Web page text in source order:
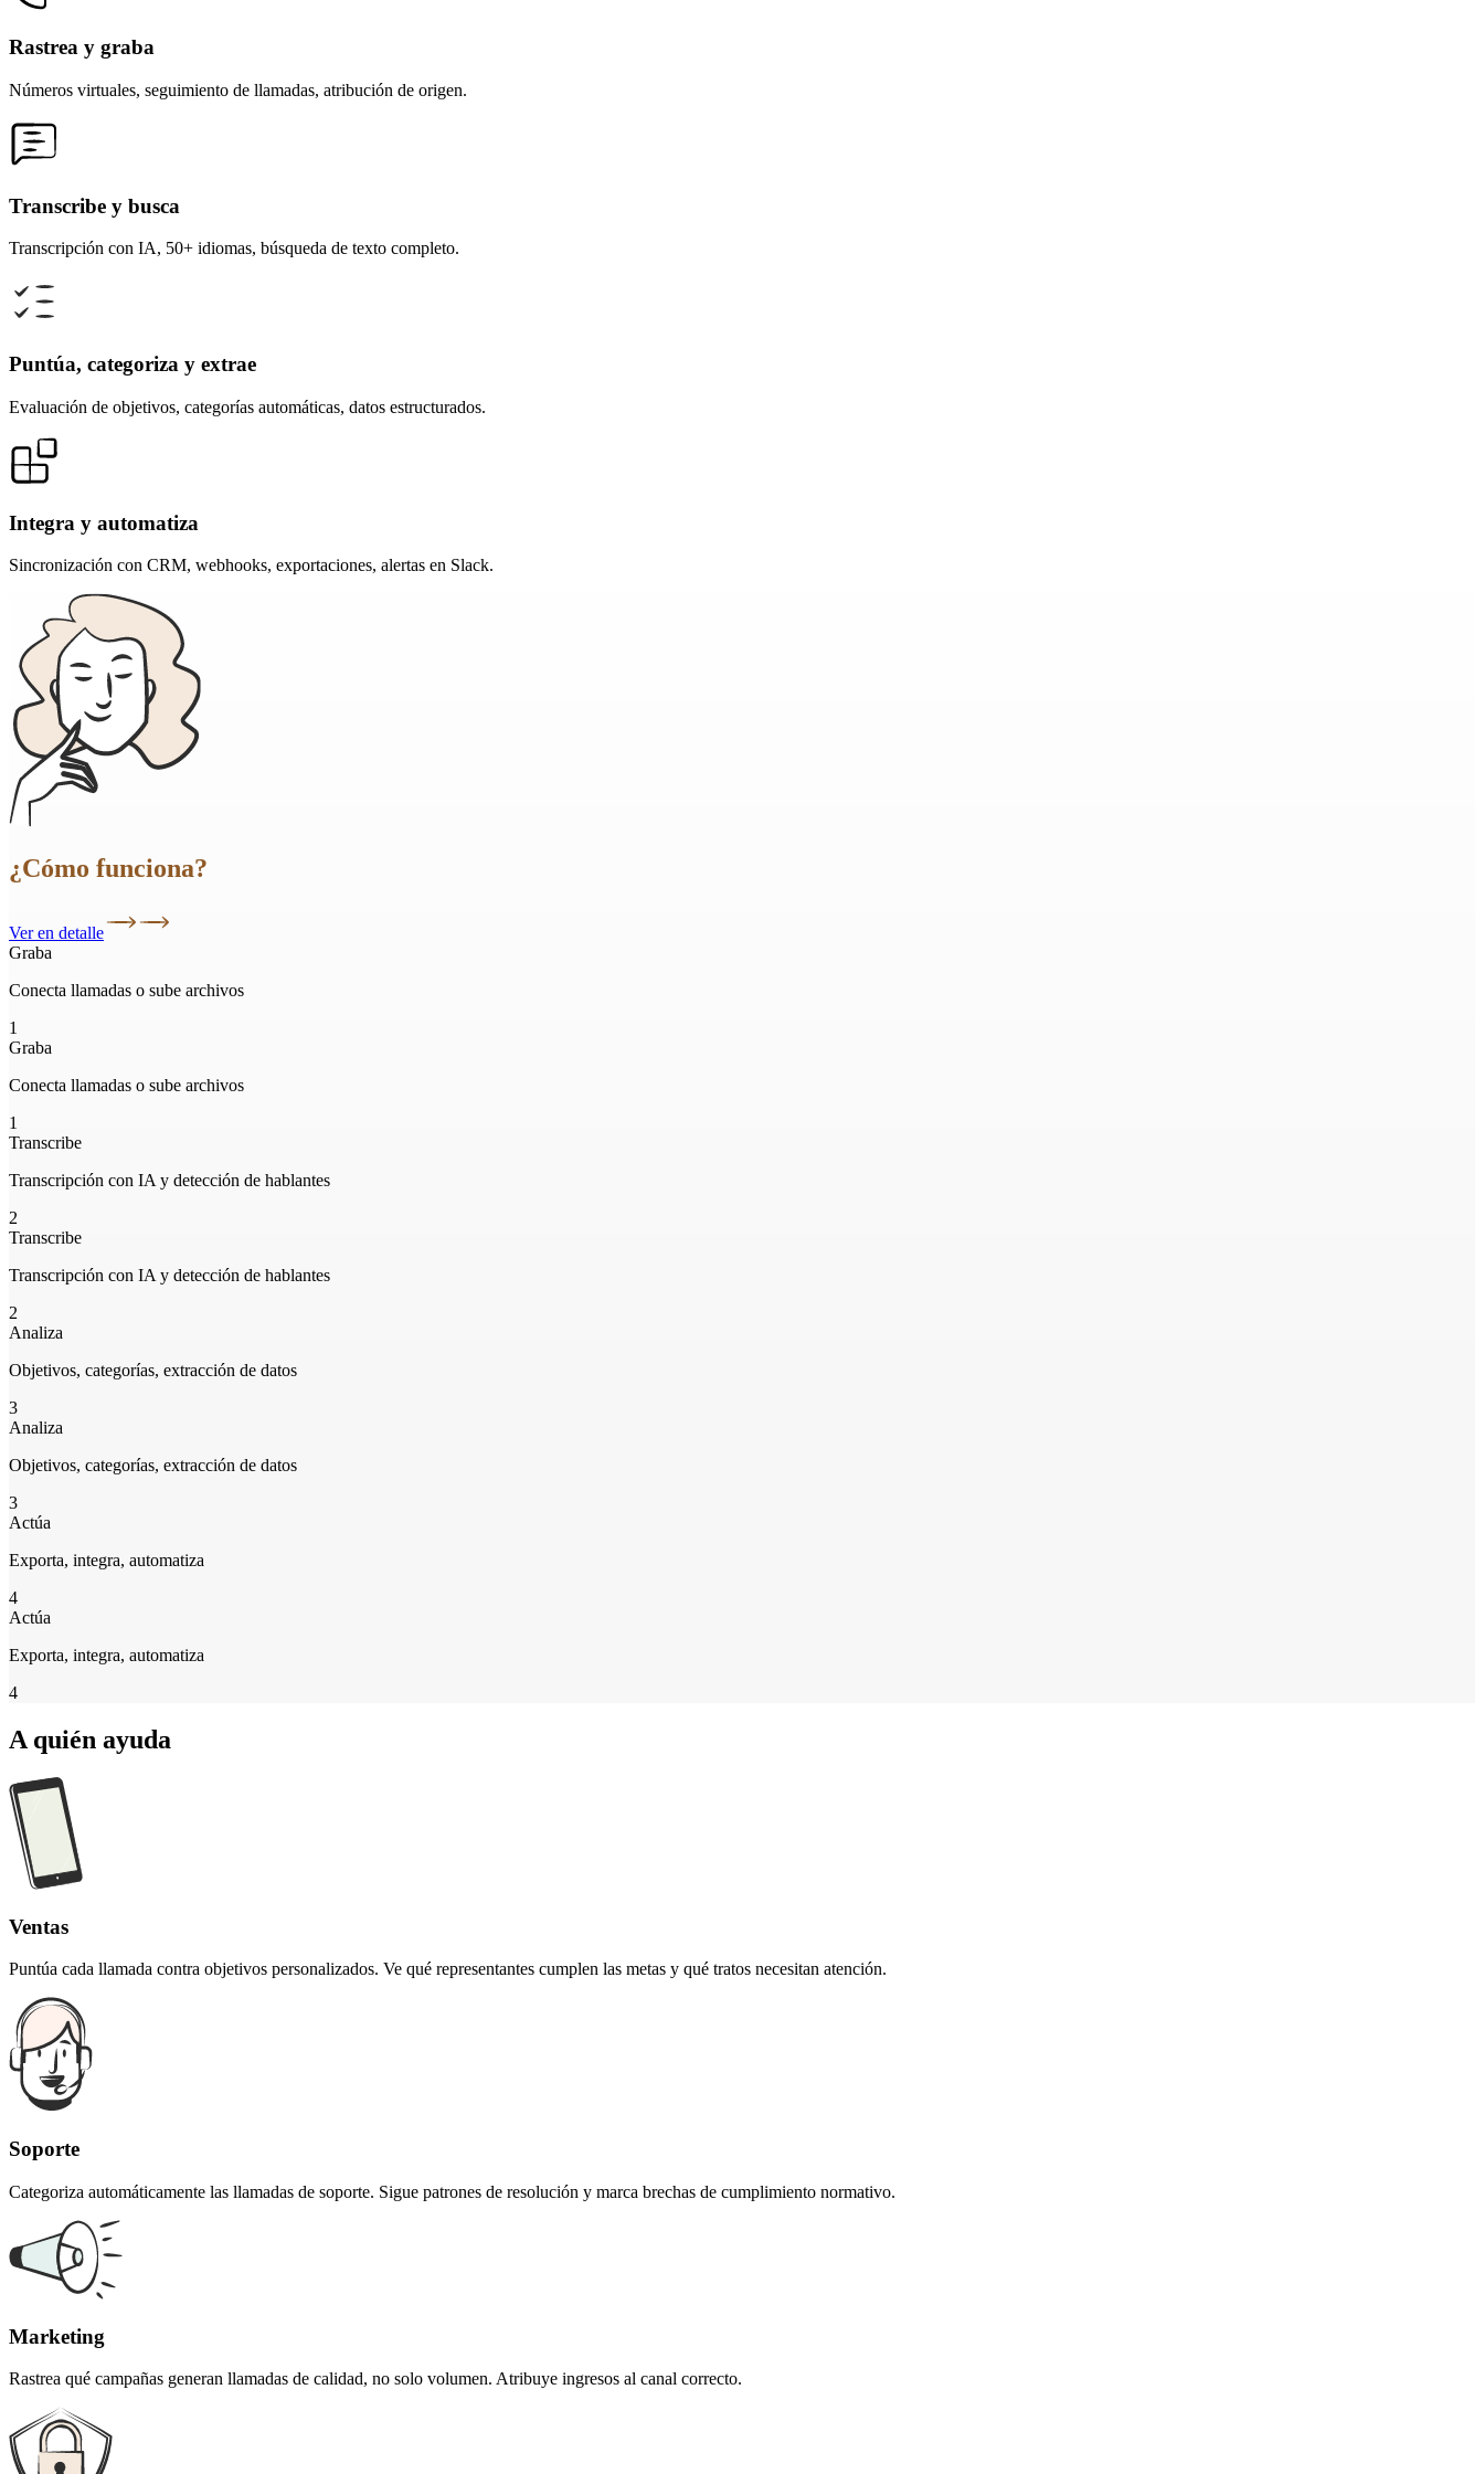
Rastrea y graba
Números virtuales, seguimiento de llamadas, atribución de origen.
Transcribe y busca
Transcripción con IA, 50+ idiomas, búsqueda de texto completo.
Puntúa, categoriza y extrae
Evaluación de objetivos, categorías automáticas, datos estructurados.
Integra y automatiza
Sincronización con CRM, webhooks, exportaciones, alertas en Slack.
¿Cómo funciona?
Ver en detalle
Graba
Conecta llamadas o sube archivos
1
Graba
Conecta llamadas o sube archivos
1
Transcribe
Transcripción con IA y detección de hablantes
2
Transcribe
Transcripción con IA y detección de hablantes
2
Analiza
Objetivos, categorías, extracción de datos
3
Analiza
Objetivos, categorías, extracción de datos
3
Actúa
Exporta, integra, automatiza
4
Actúa
Exporta, integra, automatiza
4
A quién ayuda
Ventas
Puntúa cada llamada contra objetivos personalizados. Ve qué representantes cumplen las metas y qué tratos necesitan atención.
Soporte
Categoriza automáticamente las llamadas de soporte. Sigue patrones de resolución y marca brechas de cumplimiento normativo.
Marketing
Rastrea qué campañas generan llamadas de calidad, no solo volumen. Atribuye ingresos al canal correcto.